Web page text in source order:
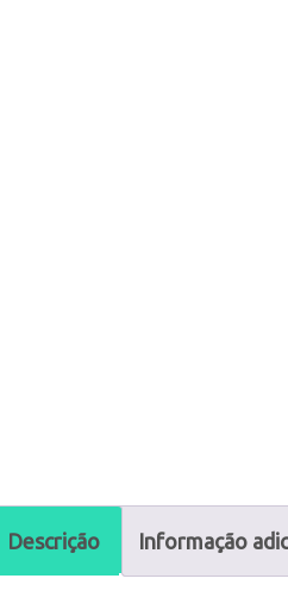
Descrição Informação